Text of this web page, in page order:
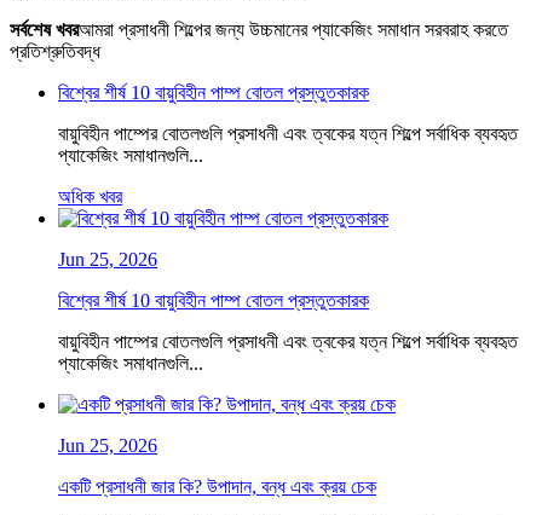
সর্বশেষ খবরআমরা প্রসাধনী শিল্পের জন্য উচ্চমানের প্যাকেজিং সমাধান সরবরাহ করতে
প্রতিশ্রুতিবদ্ধ
বিশ্বের শীর্ষ 10 বায়ুবিহীন পাম্প বোতল প্রস্তুতকারক
বায়ুবিহীন পাম্পের বোতলগুলি প্রসাধনী এবং ত্বকের যত্ন শিল্পে সর্বাধিক ব্যবহৃত
প্যাকেজিং সমাধানগুলি...
অধিক খবর
Jun 25, 2026
বিশ্বের শীর্ষ 10 বায়ুবিহীন পাম্প বোতল প্রস্তুতকারক
বায়ুবিহীন পাম্পের বোতলগুলি প্রসাধনী এবং ত্বকের যত্ন শিল্পে সর্বাধিক ব্যবহৃত
প্যাকেজিং সমাধানগুলি...
Jun 25, 2026
একটি প্রসাধনী জার কি? উপাদান, বন্ধ এবং ক্রয় চেক